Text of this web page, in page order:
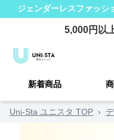
ジェンダーレスファッシ
5,000円以
新着商品
Uni-Sta ユニスタ TOP ›